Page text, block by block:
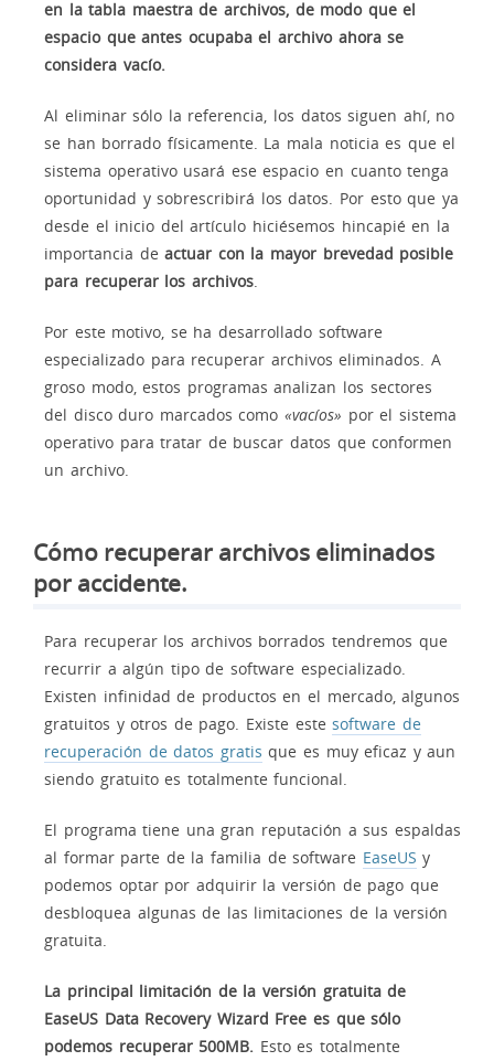
en la tabla maestra de archivos, de modo que el
espacio que antes ocupaba el archivo ahora se
considera vacío.
Al eliminar sólo la referencia, los datos siguen ahí, no
se han borrado físicamente. La mala noticia es que el
sistema operativo usará ese espacio en cuanto tenga
oportunidad y sobrescribirá los datos. Por esto que ya
desde el inicio del artículo hiciésemos hincapié en la
importancia deactuar con la mayor brevedad posible
para recuperar los archivos.
Por este motivo, se ha desarrollado software
especializado para recuperar archivos eliminados. A
groso modo, estos programas analizan los sectores
del disco duro marcados como «vacíos» por el sistema
operativo para tratar de buscar datos que conformen
un archivo.
Cómo recuperar archivos eliminados
por accidente.
Para recuperar los archivos borrados tendremos que
recurrir a algún tipo de software especializado.
Existen infinidad de productos en el mercado, algunos
gratuitos y otros de pago. Existe estesoftware de
recuperación de datos gratis que es muy eficaz y aun
siendo gratuito es totalmente funcional.
El programa tiene una gran reputación a sus espaldas
al formar parte de la familia de software EaseUS y
podemos optar por adquirir la versión de pago que
desbloquea algunas de las limitaciones de la versión
gratuita.
La principal limitación de la versión gratuita de
EaseUS Data Recovery Wizard Free es que sólo
podemos recuperar 500MB. Esto es totalmente